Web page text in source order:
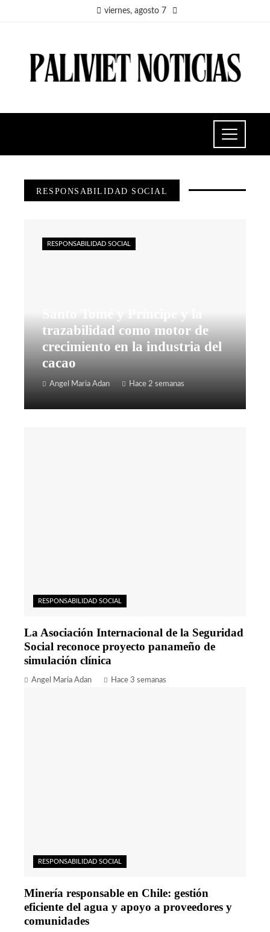
viernes, agosto 7
RESPONSABILIDAD SOCIAL
trazabilidad como motor de
crecimiento en la industria del
cacao
Angel Maria Adan Hace 2 semanas
RESPONSABILIDAD SOCIAL
RESPONSABILIDAD SOCIAL
La Asociación Internacional de la Seguridad
Social reconoce proyecto panameño de
simulación clínica
Angel Maria Adan Hace 3 semanas
RESPONSABILIDAD SOCIAL
Minería responsable en Chile: gestión
eficiente del agua y apoyo a proveedores y
comunidades